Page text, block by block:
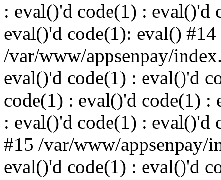
: eval()'d code(1) : eval()'d
eval()'d code(1): eval() #14
/var/www/appsenpay/
eval()'d code(1) : eval()'d
code(1) : eval()'d code(1) :
: eval()'d code(1) : eval()'d
#15 /var/www/appsenpay/
eval()'d code(1) : eval()'d